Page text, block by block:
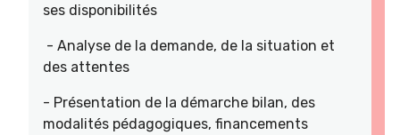
ses disponibilités
- Analyse de la demande, de la situation et
des attentes
- Présentation de la démarche bilan, des
modalités pédagogiques, financements